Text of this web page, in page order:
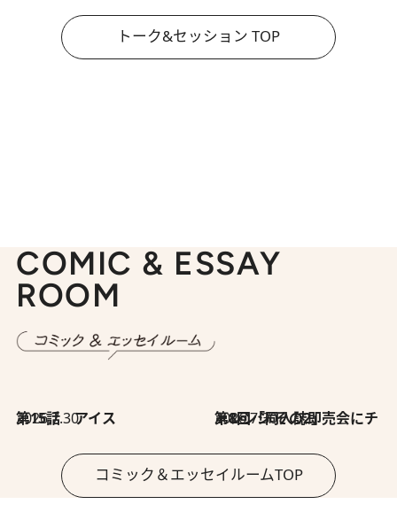
トーク&セッション TOP
COMIC & ESSAY
ROOM
2026.7.30
第15話 アイス 2026.7.30
第8回「同人誌即売会にチャレンジ その2」
コミック＆エッセイルームTOP